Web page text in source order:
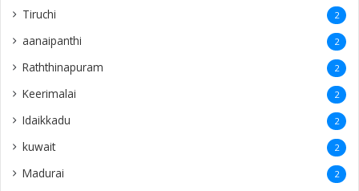
Tiruchi 2
aanaipanthi 2
Raththinapuram 2
Keerimalai 2
Idaikkadu 2
kuwait 2
Madurai 2